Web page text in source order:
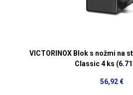
VICTORINOX Blok s nožmi na
Classic 4 ks
56,92 €